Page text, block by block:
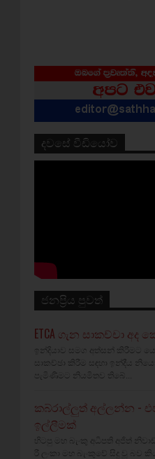
දවසේ වීඩියෝව
ජනප්‍රිය පුවත්
ETCA ගැන සාකච්චා
ඉන්දියාව සමග අත්සන් කිරීමට
සාකච්ඡා කිරීම සඳහා ඉන්දීය
පැමිණීමට නියමිතව තිබේ...
කබ්රාල්ලුත් අල්ලන්න -
ඉල්ලීමක්
හිටපු මහ බැංකු අධිපති අජිත්
රී ලංකා මහ බැංකුවේ සිදු වූ බව